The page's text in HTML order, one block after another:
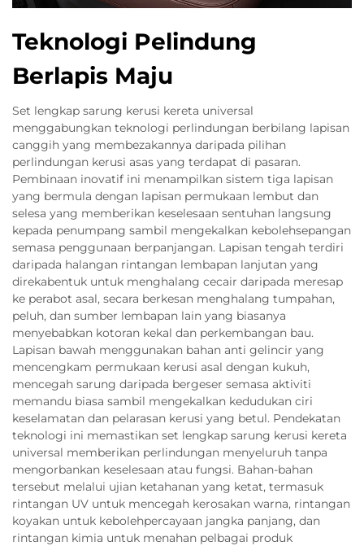
Teknologi Pelindung
Berlapis Maju
Set lengkap sarung kerusi kereta universal
menggabungkan teknologi perlindungan berbilang lapisan
canggih yang membezakannya daripada pilihan
perlindungan kerusi asas yang terdapat di pasaran.
Pembinaan inovatif ini menampilkan sistem tiga lapisan
yang bermula dengan lapisan permukaan lembut dan
selesa yang memberikan keselesaan sentuhan langsung
kepada penumpang sambil mengekalkan kebolehsepangan
semasa penggunaan berpanjangan. Lapisan tengah terdiri
daripada halangan rintangan lembapan lanjutan yang
direkabentuk untuk menghalang cecair daripada meresap
ke perabot asal, secara berkesan menghalang tumpahan,
peluh, dan sumber lembapan lain yang biasanya
menyebabkan kotoran kekal dan perkembangan bau.
Lapisan bawah menggunakan bahan anti gelincir yang
mencengkam permukaan kerusi asal dengan kukuh,
mencegah sarung daripada bergeser semasa aktiviti
memandu biasa sambil mengekalkan kedudukan ciri
keselamatan dan pelarasan kerusi yang betul. Pendekatan
teknologi ini memastikan set lengkap sarung kerusi kereta
universal memberikan perlindungan menyeluruh tanpa
mengorbankan keselesaan atau fungsi. Bahan-bahan
tersebut melalui ujian ketahanan yang ketat, termasuk
rintangan UV untuk mencegah kerosakan warna, rintangan
koyakan untuk kebolehpercayaan jangka panjang, dan
rintangan kimia untuk menahan pelbagai produk